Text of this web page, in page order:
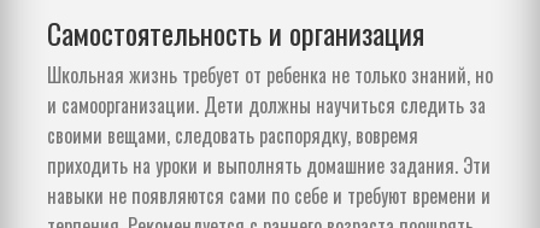
Самостоятельность и организация
Школьная жизнь требует от ребенка не только знаний, но
и самоорганизации. Дети должны научиться следить за
своими вещами, следовать распорядку, вовремя
приходить на уроки и выполнять домашние задания. Эти
навыки не появляются сами по себе и требуют времени и